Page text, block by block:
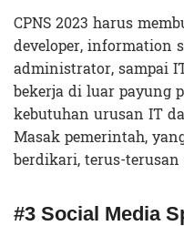
CPNS 2023 harus
developer, information
administrator, sampai
bekerja di luar payung
kebutuhan urusan IT
Masak pemerintah,
berdikari, terus-
#3 Social Media